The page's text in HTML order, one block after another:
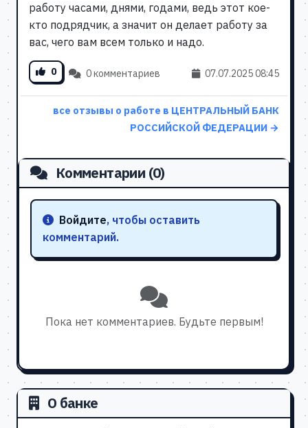
работу часами, днями, годами, ведь этот кое-
кто подрядчик, а значит он делает работу за
вас, чего вам всем только и надо.
0 0 комментариев 07.07.2025 08:45
все отзывы о работе в ЦЕНТРАЛЬНЫЙ БАНК
РОССИЙСКОЙ ФЕДЕРАЦИИ →
Комментарии (0)
Войдите, чтобы оставить
комментарий.
Пока нет комментариев. Будьте первым!
О банке